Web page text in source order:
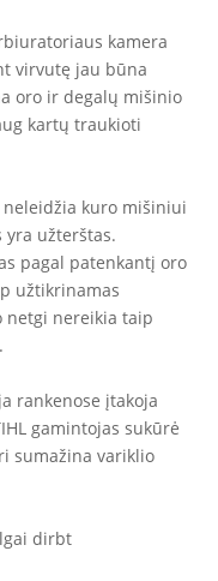
kamera
virvutę jau būna
oro ir degalų mišinio
kartų traukioti
kuro mišiniui
užterštas.
pagal patenkantį oro
užtikrinamas
netgi nereikia taip
rankenose įtakoja
gamintojas sukūrė
sumažina variklio
dirbt